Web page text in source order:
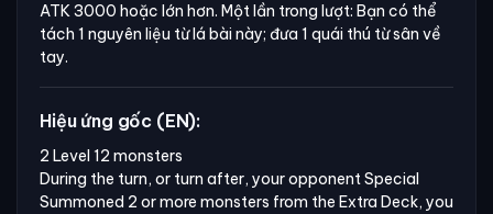
ATK 3000 hoặc lớn hơn. Một lần trong lượt: Bạn có thể
tách 1 nguyên liệu từ lá bài này; đưa 1 quái thú từ sân về
tay.
Hiệu ứng gốc (EN):
2 Level 12 monsters
During the turn, or turn after, your opponent Special
Summoned 2 or more monsters from the Extra Deck, you